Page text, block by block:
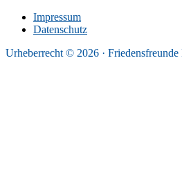
Impressum
Datenschutz
Urheberrecht © 2026 · Friedensfreunde